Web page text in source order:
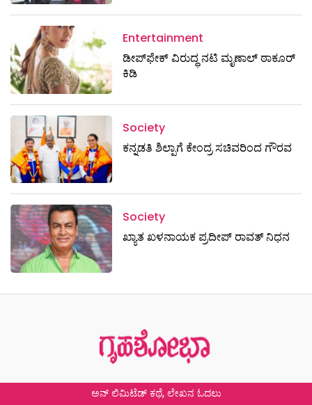
Entertainment
ಡೀಪ್‌ಫೇಕ್ ವಿರುದ್ಧ ನಟಿ ಮೃಣಾಲ್ ಠಾಕೂರ್
ಕಿಡಿ
Society
ಕನ್ನಡತಿ ಶಿಲ್ಪಾಗೆ ಕೇಂದ್ರ ಸಚಿವರಿಂದ ಗೌರವ
Society
ಖ್ಯಾತ ಖಳನಾಯಕ ಪ್ರದೀಪ್ ರಾವತ್‌ ನಿಧನ
ಅನ್ ಲಿಮಿಟೆಡ್ ಕಥೆ, ಲೇಖನ ಓದಲು